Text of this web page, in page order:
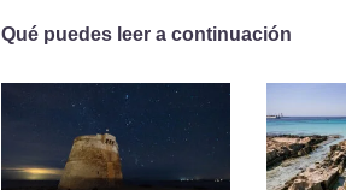
Qué puedes leer a continuación